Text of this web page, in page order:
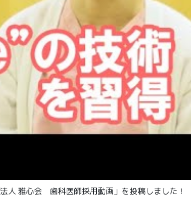
人 雅心会 歯科医師採用動画」を投稿しました！